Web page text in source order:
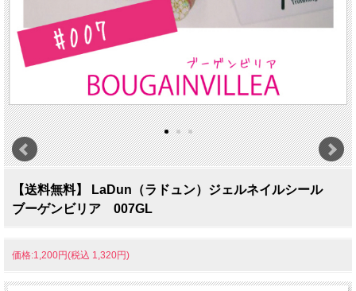
【送料無料】 LaDun（ラドュン）ジェルネイルシール
ブーゲンビリア 007GL
価格:1,200円(税込 1,320円)